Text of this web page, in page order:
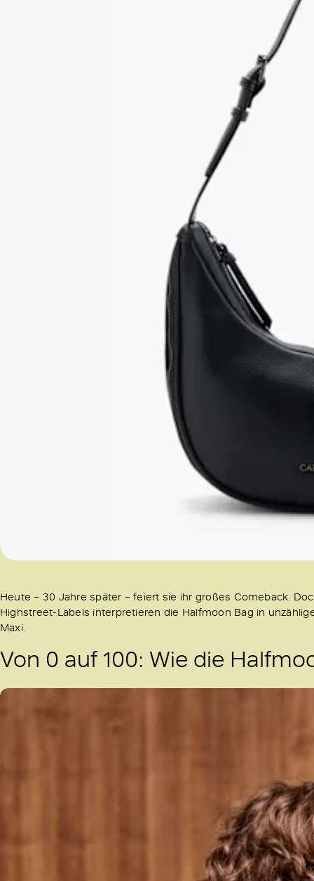
Heute – 30 Jahre später – feiert sie ihr großes Comeback.
Highstreet-Labels interpretieren die Halfmoon Bag in
Maxi.
Von 0 auf 100: Wie die